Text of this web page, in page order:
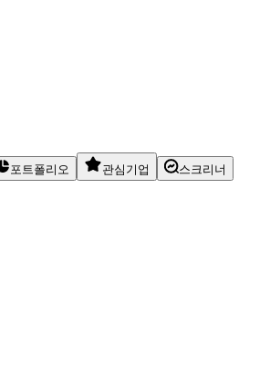
포트폴리오 관심기업
스크리너